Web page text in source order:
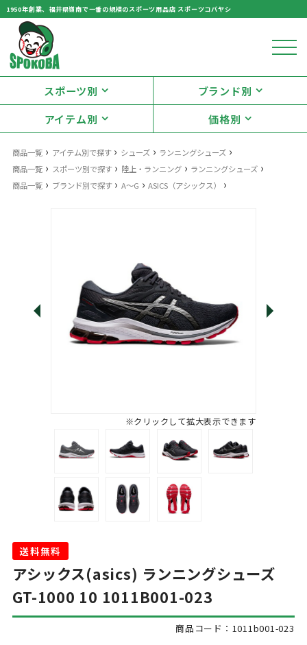
1950年創業、福井県嶺南で一番の規模のスポーツ用品店 スポーツコバヤシ
スポーツ別
ブランド別
アイテム別
価格別
商品一覧 › アイテム別で探す› シューズ› ランニングシューズ ›
商品一覧 › スポーツ別で探す› 陸上・ランニング› ランニングシューズ ›
商品一覧 › ブランド別で探す› A～G ›ASICS（アシックス） ›
※クリックして拡大表示できます
送料無料
アシックス(asics) ランニングシューズ
GT-1000 10 1011B001-023
商品コード：1011b001-023